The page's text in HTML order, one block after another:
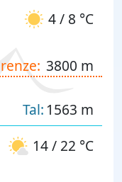
4 / 8 °C
3800 m
Tal: 1563 m
14 / 22 °C